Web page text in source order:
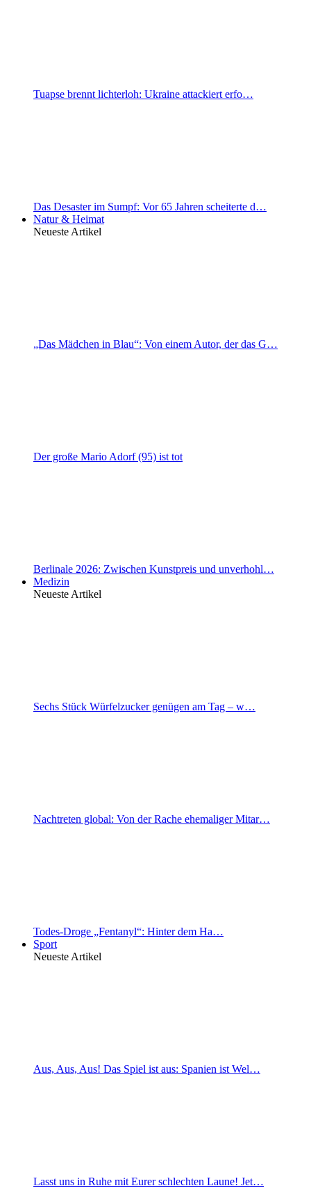
Tuapse brennt lichterloh: Ukraine attackiert erfo…
Das Desaster im Sumpf: Vor 65 Jahren scheiterte d…
Natur & Heimat
Neueste Artikel
„Das Mädchen in Blau“: Von einem Autor, der das G…
Der große Mario Adorf (95) ist tot
Berlinale 2026: Zwischen Kunstpreis und unverhohl…
Medizin
Neueste Artikel
Sechs Stück Würfelzucker genügen am Tag – w…
Nachtreten global: Von der Rache ehemaliger Mitar…
Todes-Droge „Fentanyl“: Hinter dem Ha…
Sport
Neueste Artikel
Aus, Aus, Aus! Das Spiel ist aus: Spanien ist Wel…
Lasst uns in Ruhe mit Eurer schlechten Laune! Jet…